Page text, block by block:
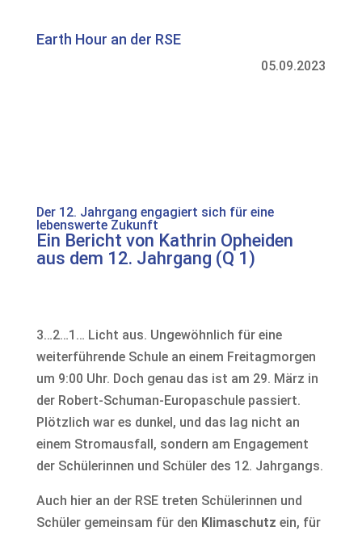
Earth Hour an der RSE
05.09.2023
Der 12. Jahrgang engagiert sich für eine
lebenswerte Zukunft
Ein Bericht von Kathrin Opheiden
aus dem 12. Jahrgang (Q 1)
3…2…1… Licht aus. Ungewöhnlich für eine
weiterführende Schule an einem Freitagmorgen
um 9:00 Uhr. Doch genau das ist am 29. März in
der Robert-Schuman-Europaschule passiert.
Plötzlich war es dunkel, und das lag nicht an
einem Stromausfall, sondern am Engagement
der Schülerinnen und Schüler des 12. Jahrgangs.
Auch hier an der RSE treten Schülerinnen und
Schüler gemeinsam für den Klimaschutz ein, für